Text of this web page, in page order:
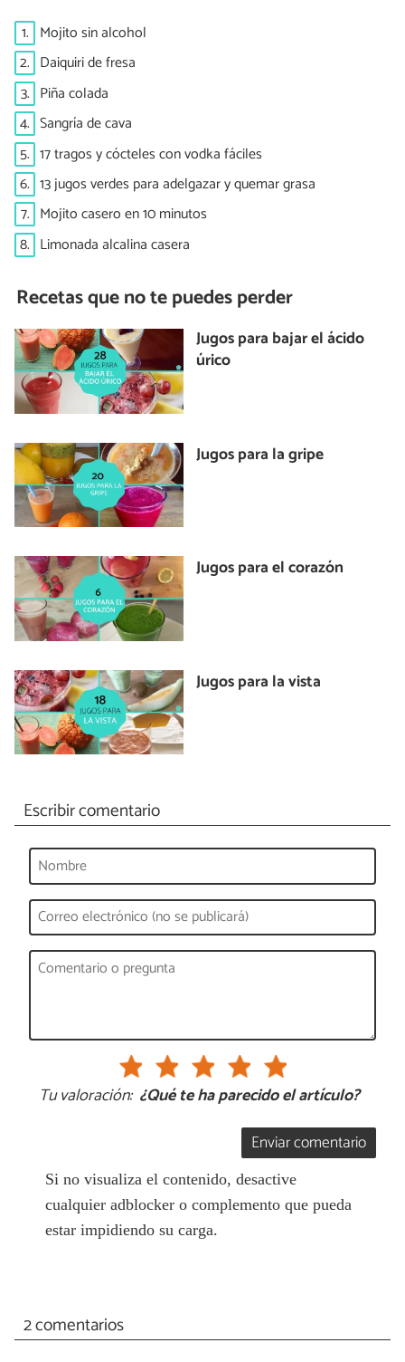
1. Mojito sin alcohol
2. Daiquiri de fresa
3. Piña colada
4. Sangría de cava
5. 17 tragos y cócteles con vodka fáciles
6. 13 jugos verdes para adelgazar y quemar grasa
7. Mojito casero en 10 minutos
8. Limonada alcalina casera
Recetas que no te puedes perder
Jugos para bajar el ácido
úrico
Jugos para la gripe
Jugos para el corazón
Jugos para la vista
Escribir comentario
Tu valoración: ¿Qué te ha parecido el artículo?
Enviar comentario
Si no visualiza el contenido, desactive
cualquier adblocker o complemento que pueda
estar impidiendo su carga.
2 comentarios